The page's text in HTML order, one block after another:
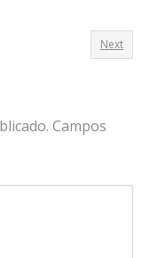
Next
Campos